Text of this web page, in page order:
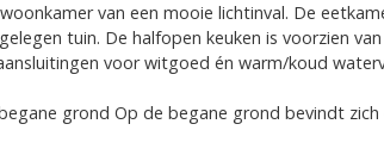
van een mooie lichtinval. De
tuin. De halfopen keuken is voorzien
voor witgoed én warm/koud
grond Op de begane grond bevindt